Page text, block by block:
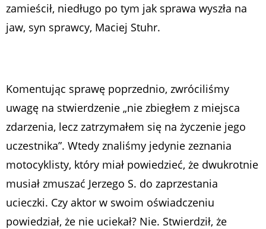
zamieścił, niedługo po tym jak sprawa wyszła na
jaw, syn sprawcy, Maciej Stuhr.
Komentując sprawę poprzednio, zwróciliśmy
uwagę na stwierdzenie „nie zbiegłem z miejsca
zdarzenia, lecz zatrzymałem się na życzenie jego
uczestnika”. Wtedy znaliśmy jedynie zeznania
motocyklisty, który miał powiedzieć, że dwukrotnie
musiał zmuszać Jerzego S. do zaprzestania
ucieczki. Czy aktor w swoim oświadczeniu
powiedział, że nie uciekał? Nie. Stwierdził, że